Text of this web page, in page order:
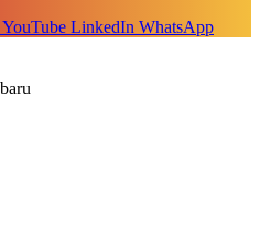
YouTube LinkedIn WhatsApp